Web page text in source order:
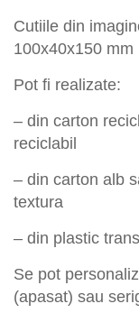
Cutiile din
100x40x150 mm
Pot fi realizate:
– din carton
reciclabil
– din carton alb
textura
– din plastic
Se pot
(apasat) sau